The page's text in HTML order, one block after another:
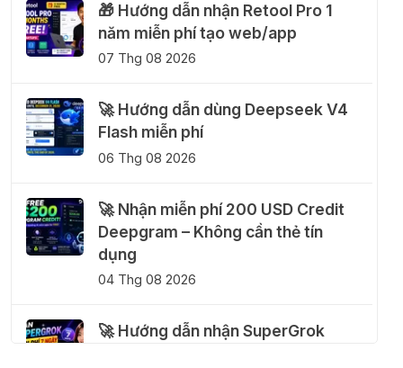
🎁 Hướng dẫn nhận Retool Pro 1
năm miễn phí tạo web/app
07 Thg 08 2026
🚀 Hướng dẫn dùng Deepseek V4
Flash miễn phí
06 Thg 08 2026
🚀 Nhận miễn phí 200 USD Credit
Deepgram – Không cần thẻ tín
dụng
04 Thg 08 2026
🚀 Hướng dẫn nhận SuperGrok